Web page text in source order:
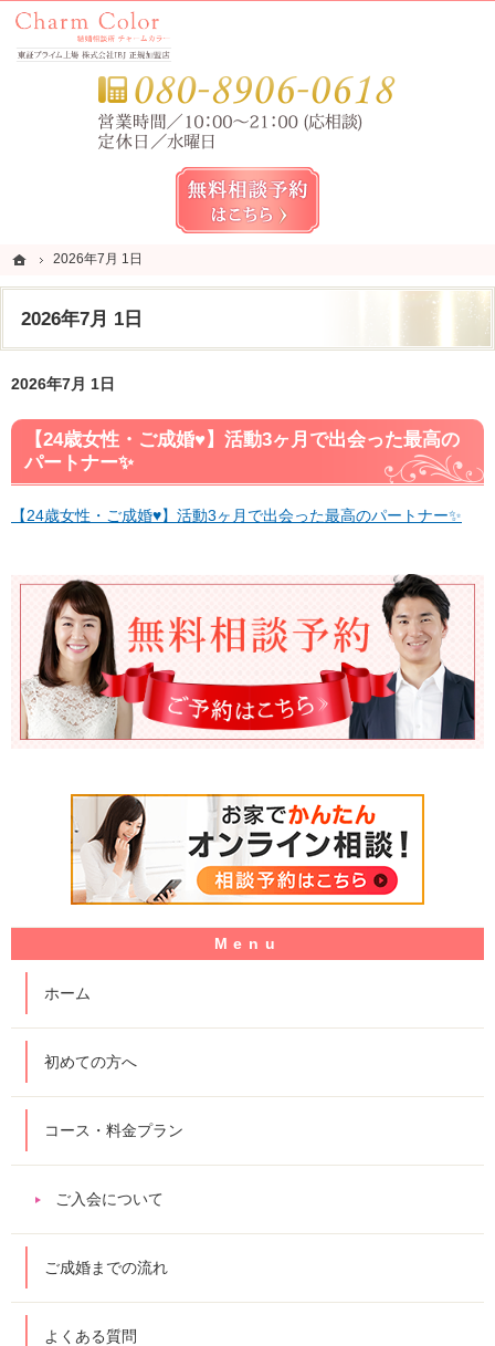
ホーム
2026年7月 1日
2026年7月 1日
錦糸町・亀戸・平井の結婚相談所なら当相談所へ。
錦糸町・亀戸・平井の結婚相談所なら短期成婚を目指すCharm Color (チャームカラー)
2026年7月 1日
【24歳女性・ご成婚♥】活動3ヶ月で出会った最高の
パートナー✨
【24歳女性・ご成婚♥】活動3ヶ月で出会った最高のパートナー✨
ホーム
初めての方へ
コース・料金プラン
ご入会について
ご成婚までの流れ
よくある質問
ホーム
2026年7月 1日